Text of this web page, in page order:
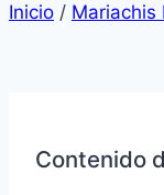
Inicio / Mariachis
Contenido